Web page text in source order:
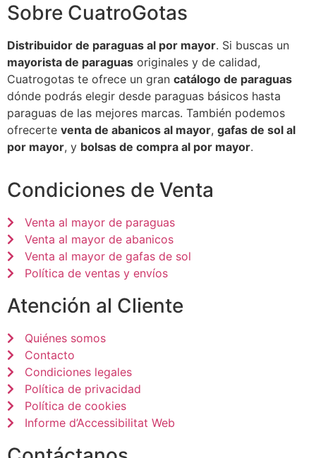
Sobre CuatroGotas
Distribuidor de paraguas al por mayor. Si buscas un
mayorista de paraguas originales y de calidad,
Cuatrogotas te ofrece un gran catálogo de paraguas
dónde podrás elegir desde paraguas básicos hasta
paraguas de las mejores marcas. También podemos
ofrecerte venta de abanicos al mayor, gafas de sol al
por mayor, y bolsas de compra al por mayor.
Condiciones de Venta
Venta al mayor de paraguas
Venta al mayor de abanicos
Venta al mayor de gafas de sol
Política de ventas y envíos
Atención al Cliente
Quiénes somos
Contacto
Condiciones legales
Política de privacidad
Política de cookies
Informe d’Accessibilitat Web